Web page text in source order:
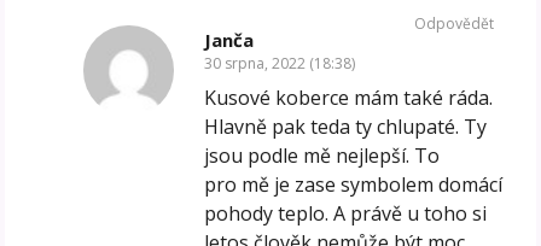
Janča
30 srpna, 2022 (18:38)
Kusové koberce mám také ráda.
Hlavně pak teda ty chlupaté. Ty
jsou podle mě nejlepší. To
pro mě je zase symbolem domácí
pohody teplo. A právě u toho si
Odpovědět